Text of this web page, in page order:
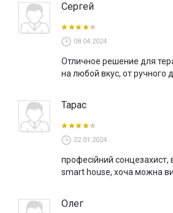
Сергей
08.04.2024
Отличное решение для
на любой вкус, от ручного
Тарас
22.01.2024
професійний сонцезахист,
smart house, хоча можна
Олег